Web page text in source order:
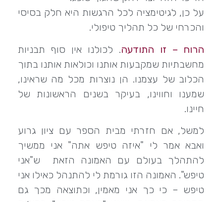
על כן, לגיטימציה לכל הרגשות היא חלק בסיסי
והכרחי של כל תהליך טיפולי.
הרוח – זו התודעה. לכולנו אין סוף תבניות
מחשבתיות שמקבעות אותנו וכולאות אותנו בתוך
הכלוב של עצמנו. הן נוצרות מכל מה שראינו,
שמענו וחווינו, בעיקר בשנים הראשונות של
חיינו.
למשל, אם חזרתי מבית הספר עם ציון גרוע
ואבא אמר לי "איזה טיפש אתה" אני ממשיך
להתהלך בעולם עם האמונה הזאת ש"אני
טיפש". האמונה הזו גורמת לי להתנהל כאילו אני
טיפש – כי כך אני מאמין, וכתוצאה מכך גם